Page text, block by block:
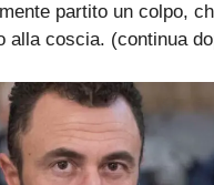
partito un colpo,
alla coscia. (continua